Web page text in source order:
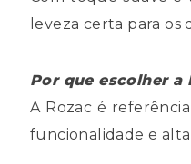
leveza certa para os
Por que escolher a
A Rozac é
funcionalidade e